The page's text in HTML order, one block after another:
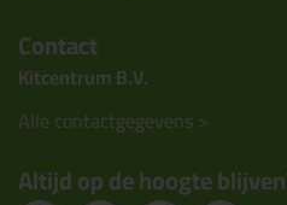
Contact
Kitcentrum B.V.
Alle contactgegevens >
Altijd op de hoogte